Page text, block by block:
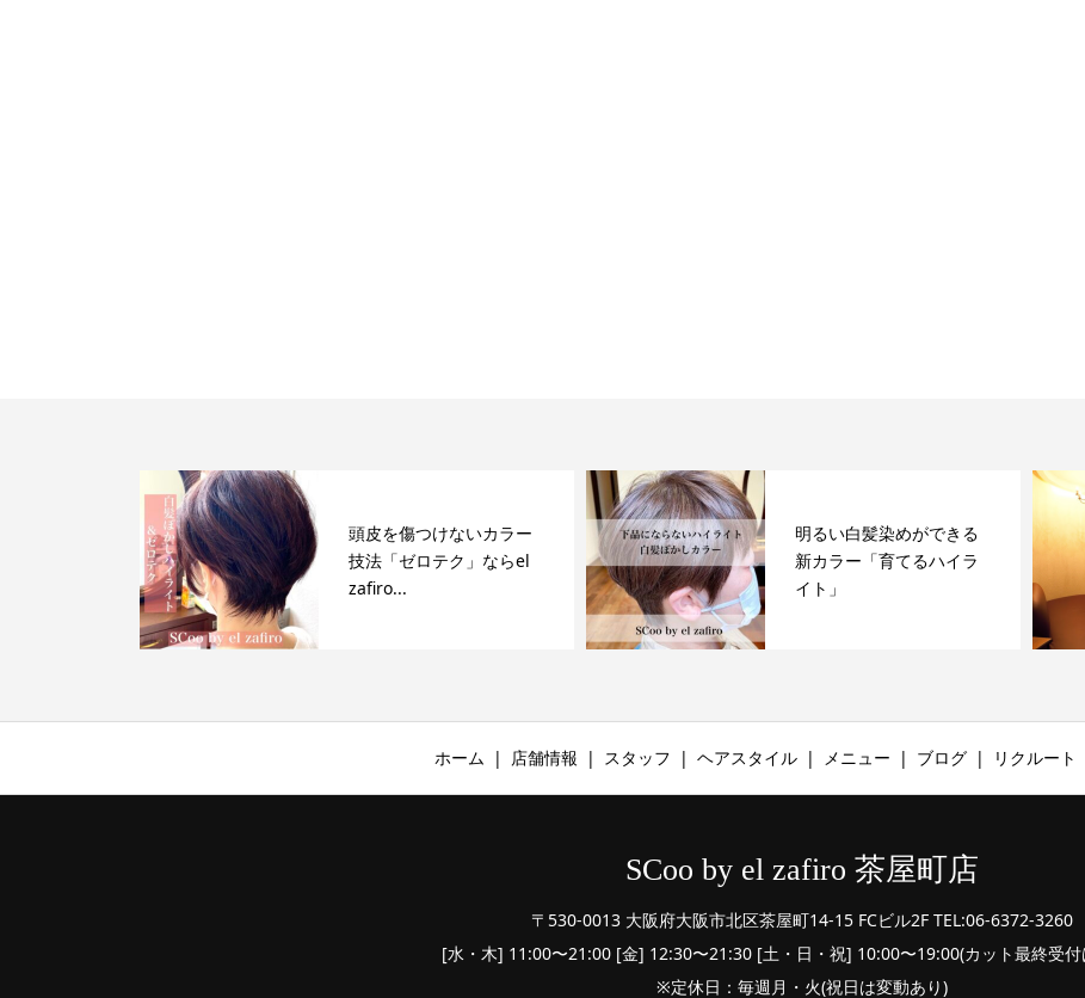
頭皮を傷つけないカラー
技法「ゼロテク」ならel
zafiro...
明るい白髪染めができる
新カラー「育てるハイラ
イト」
ホーム 店舗情報 スタッフ ヘアスタイル メニュー ブログ リクルート
SCoo by el zafiro 茶屋町店
〒530-0013 大阪府大阪市北区茶屋町14-15 FCビル2F TEL:06-6372-3260
[水・木] 11:00〜21:00 [金] 12:30〜21:30 [土・日・祝] 10:00〜19:00(カット最終受付
※定休日：毎週月・火(祝日は変動あり)